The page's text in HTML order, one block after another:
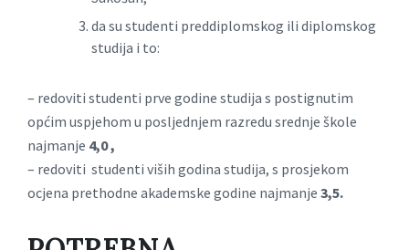
da su studenti preddiplomskog ili diplomskog
studija i to:
– redoviti studenti prve godine studija s postignutim
općim uspjehom u posljednjem razredu srednje škole
najmanje 4,0 ,
– redoviti studenti viših godina studija, s prosjekom
ocjena prethodne akademske godine najmanje 3,5.